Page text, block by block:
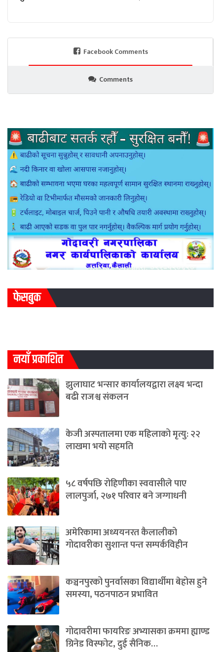
Facebook Comments
Comments
फेसबुक
नयाँ प्रकाशित
झुलाघाट भन्सार कार्यालयद्वारा लक्ष्य भन्दा
बढी राजश्व संकलन
केजी अस्पतालमा एक महिलाको मृत्यु: २२
लाखमा भयो सहमति
५८ वर्षपछि रोहिणीका स्ववासीले पाए
लालपुर्जा, २७१ परिवार बने जग्गाधनी
अमेरिकामा अध्ययनरत कैलालीको
गोदावरीका सुशान्त पन्त सम्पर्कविहीन
कञ्चनपुरको पुनर्वासका विद्यार्थीमा बेहोस हुने
समस्या, पठनपाठन प्रभावित
गोदावरीमा फायरिङ अभ्यासका क्रममा ह्याण्ड
ग्रिनेड विस्फोट, दुई सैनिक…